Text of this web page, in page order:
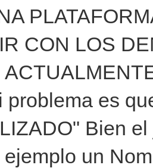
CON LOS
problema es
Bien
un